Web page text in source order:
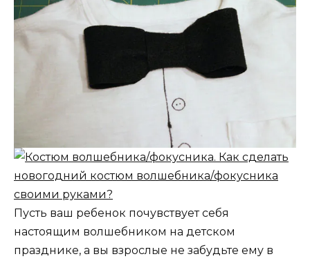
Пусть ваш ребенок почувствует себя
настоящим волшебником на детском
празднике, а вы взрослые не забудьте ему в